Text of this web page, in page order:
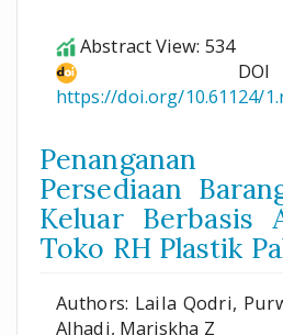
Abstract View: 534
https://doi.org/10.61124/
Penanganan
Persediaan
Keluar Berbasis
Toko RH Plastik
Authors: Laila Qodri,
Alhadi, Mariskha Z